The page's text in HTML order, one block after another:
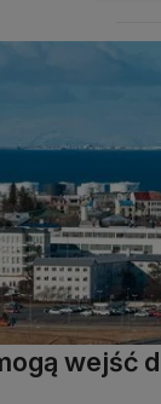
wejść